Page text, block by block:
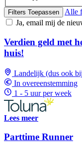
Filters Toepassen
Alle
Ja, email mij de
Verdien geld met
huis!
Landelijk (dus ook
In overeenstemming
1 - 5 uur per week
Lees meer
Parttime Runner